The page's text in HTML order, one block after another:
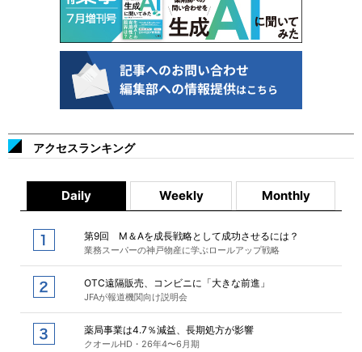
アクセスランキング
Daily Weekly Monthly
第9回 M＆Aを成長戦略として成功させるには？
業務スーパーの神戸物産に学ぶロールアップ戦略
OTC遠隔販売、コンビニに「大きな前進」
JFAが報道機関向け説明会
薬局事業は4.7％減益、長期処方が影響
クオールHD・26年4〜6月期